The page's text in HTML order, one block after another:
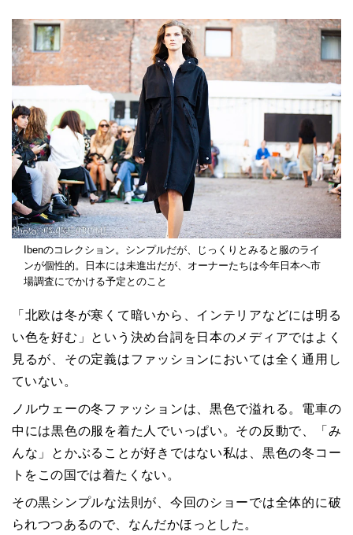
Ibenのコレクション。シンプルだが、じっくりとみると服のライ
ンが個性的。日本には未進出だが、オーナーたちは今年日本へ市
場調査にでかける予定とのこと
「北欧は冬が寒くて暗いから、インテリアなどには明る
い色を好む」という決め台詞を日本のメディアではよく
見るが、その定義はファッションにおいては全く通用し
ていない。
ノルウェーの冬ファッションは、黒色で溢れる。電車の
中には黒色の服を着た人でいっぱい。その反動で、「み
んな」とかぶることが好きではない私は、黒色の冬コー
トをこの国では着たくない。
その黒シンプルな法則が、今回のショーでは全体的に破
られつつあるので、なんだかほっとした。